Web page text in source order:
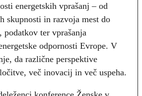
energetskih vprašanj – od
skupnosti in razvoja mest do
podatkov ter vprašanja
odpornosti Evrope. V
da različne perspektive
več inovacij in več uspeha.